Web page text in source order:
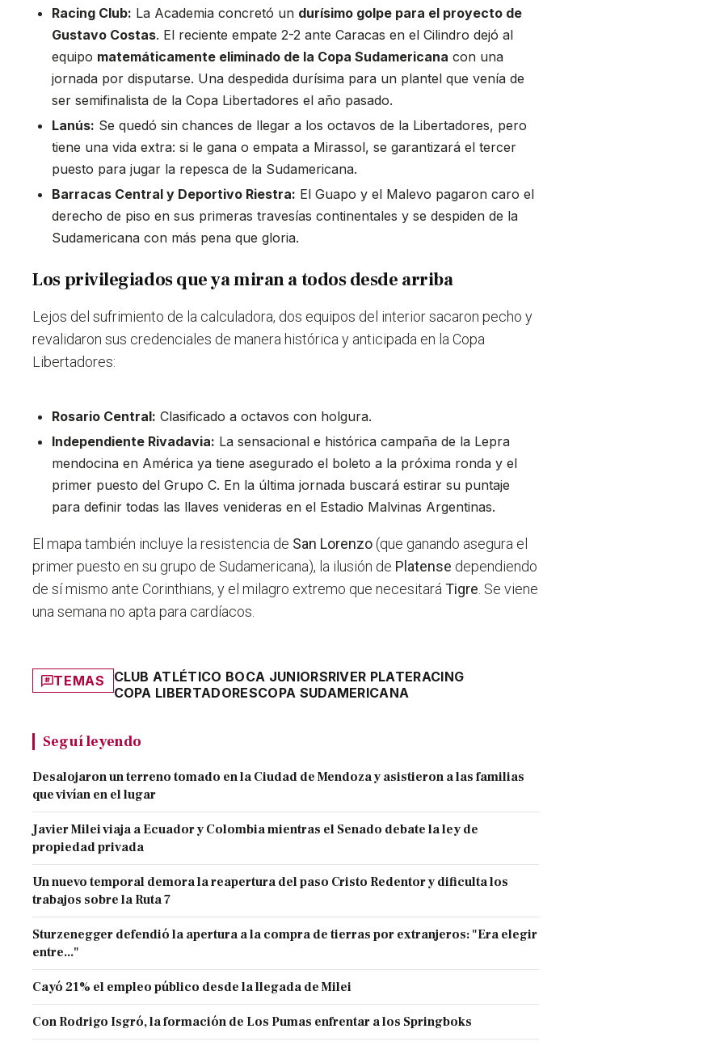
Racing Club: La Academia concretó un durísimo golpe para el proyecto de
Gustavo Costas. El reciente empate 2-2 ante Caracas en el Cilindro dejó al
equipo matemáticamente eliminado de la Copa Sudamericana con una
jornada por disputarse. Una despedida durísima para un plantel que venía de
ser semifinalista de la Copa Libertadores el año pasado.
Lanús: Se quedó sin chances de llegar a los octavos de la Libertadores, pero
tiene una vida extra: si le gana o empata a Mirassol, se garantizará el tercer
puesto para jugar la repesca de la Sudamericana.
Barracas Central y Deportivo Riestra: El Guapo y el Malevo pagaron caro el
derecho de piso en sus primeras travesías continentales y se despiden de la
Sudamericana con más pena que gloria.
Los privilegiados que ya miran a todos desde arriba
Lejos del sufrimiento de la calculadora, dos equipos del interior sacaron pecho y
revalidaron sus credenciales de manera histórica y anticipada en la Copa
Libertadores:
Rosario Central: Clasificado a octavos con holgura.
Independiente Rivadavia: La sensacional e histórica campaña de la Lepra
mendocina en América ya tiene asegurado el boleto a la próxima ronda y el
primer puesto del Grupo C. En la última jornada buscará estirar su puntaje
para definir todas las llaves venideras en el Estadio Malvinas Argentinas.
El mapa también incluye la resistencia de San Lorenzo (que ganando asegura el
primer puesto en su grupo de Sudamericana), la ilusión de Platense dependiendo
de sí mismo ante Corinthians, y el milagro extremo que necesitaráTigre. Se viene
una semana no apta para cardíacos.
TEMAS CLUB ATLÉTICO BOCA JUNIORSRIVER PLATERACING
COPA LIBERTADORESCOPA SUDAMERICANA
Seguí leyendo
Desalojaron un terreno tomado en la Ciudad de Mendoza y asistieron a las familias
que vivían en el lugar
Javier Milei viaja a Ecuador y Colombia mientras el Senado debate la ley de
propiedad privada
Un nuevo temporal demora la reapertura del paso Cristo Redentor y dificulta los
trabajos sobre la Ruta 7
Sturzenegger defendió la apertura a la compra de tierras por extranjeros: "Era elegir
entre..."
Cayó 21% el empleo público desde la llegada de Milei
Con Rodrigo Isgró, la formación de Los Pumas enfrentar a los Springboks